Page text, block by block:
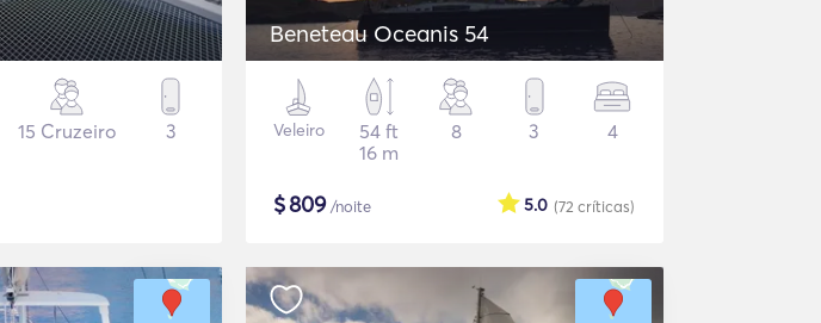
15 Cruzeiro 3
Beneteau Oceanis 54
Veleiro
54 ft
16 m
8 3 4
$809/noite (72 críticas)
5.0